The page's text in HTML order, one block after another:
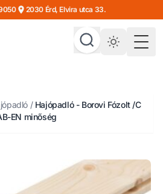
2030 Érd, Elvira utca 33.
/ Hajópadló - Borovi Fózolt /C
EN minőség